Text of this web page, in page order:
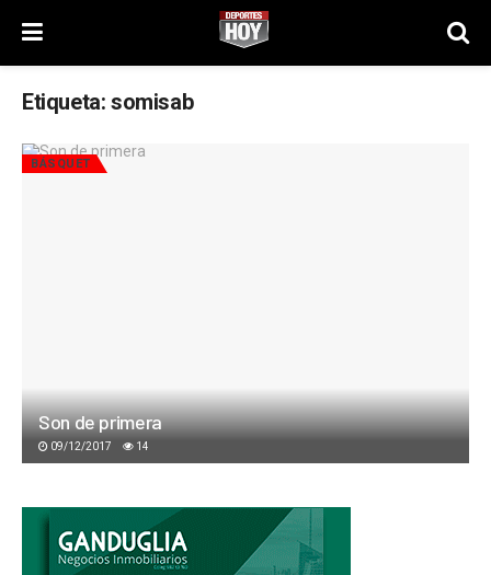
Etiqueta: somisab
BÁSQUET
Son de primera
09/12/2017 14